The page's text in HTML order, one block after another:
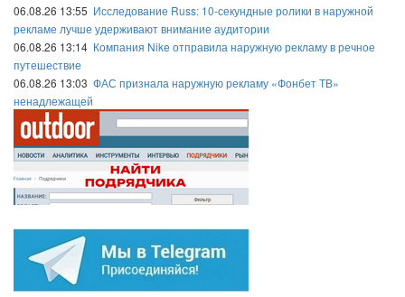
06.08.26 13:55 Исследование Russ: 10-секундные ролики в наружной
рекламе лучше удерживают внимание аудитории
06.08.26 13:14 Компания Nike отправила наружную рекламу в речное
путешествие
06.08.26 13:03 ФАС признала наружную рекламу «Фонбет ТВ»
ненадлежащей